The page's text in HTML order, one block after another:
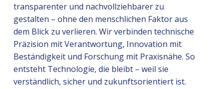
transparenter und nachvollziehbarer zu
gestalten – ohne den menschlichen Faktor aus
dem Blick zu verlieren. Wir verbinden technische
Präzision mit Verantwortung, Innovation mit
Beständigkeit und Forschung mit Praxisnähe. So
entsteht Technologie, die bleibt – weil sie
verständlich, sicher und zukunftsorientiert ist.